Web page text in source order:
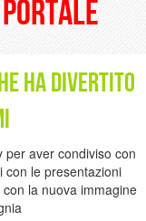
ha divertito
per aver condiviso con
con le presentazioni
la nuova immagine